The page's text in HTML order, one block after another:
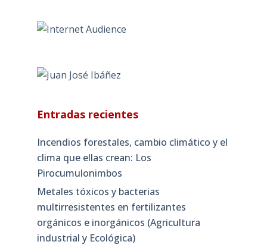
Entradas recientes
Incendios forestales, cambio climático y el
clima que ellas crean: Los
Pirocumulonimbos
Metales tóxicos y bacterias
multirresistentes en fertilizantes
orgánicos e inorgánicos (Agricultura
industrial y Ecológica)